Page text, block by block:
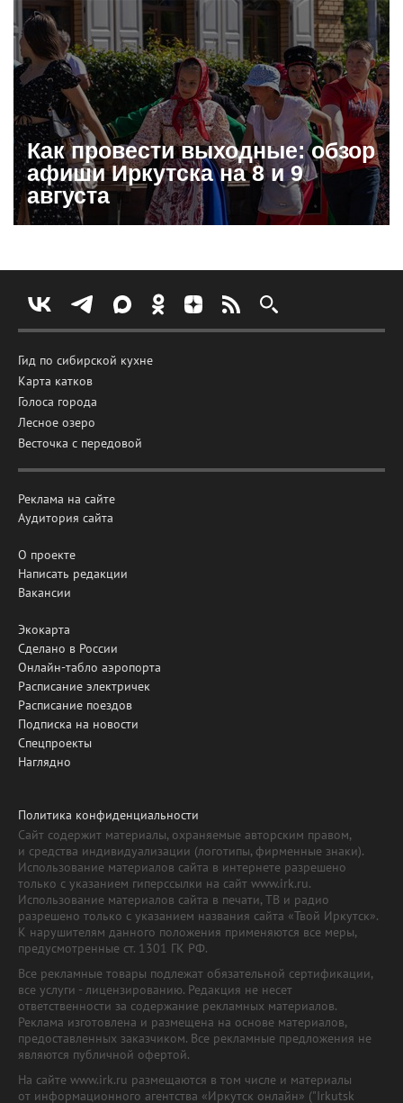
Как провести выходные: обзор
афиши Иркутска на 8 и 9
августа
Гид по сибирской кухне
Карта катков
Голоса города
Лесное озеро
Весточка с передовой
Реклама на сайте
Аудитория сайта
О проекте
Написать редакции
Вакансии
Экокарта
Сделано в России
Онлайн-табло аэропорта
Расписание электричек
Расписание поездов
Подписка на новости
Спецпроекты
Наглядно
Политика конфиденциальности
Сайт содержит материалы, охраняемые авторским правом,
и средства индивидуализации (логотипы, фирменные знаки).
Использование материалов сайта в интернете разрешено
только с указанием гиперссылки на сайт www.irk.ru.
Использование материалов сайта в печати, ТВ и радио
разрешено только с указанием названия сайта «Твой Иркутск».
К нарушителям данного положения применяются все меры,
предусмотренные ст. 1301 ГК РФ.
Все рекламные товары подлежат обязательной сертификации,
все услуги - лицензированию. Редакция не несет
ответственности за содержание рекламных материалов.
Реклама изготовлена и размещена на основе материалов,
предоставленных заказчиком. Все рекламные предложения не
являются публичной офертой.
На сайте www.irk.ru размещаются в том числе и материалы
от информационного агентства «Иркутск онлайн» ("Irkutsk